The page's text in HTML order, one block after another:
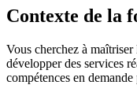
Contexte de la
Vous cherchez à
développer des services
compétences en